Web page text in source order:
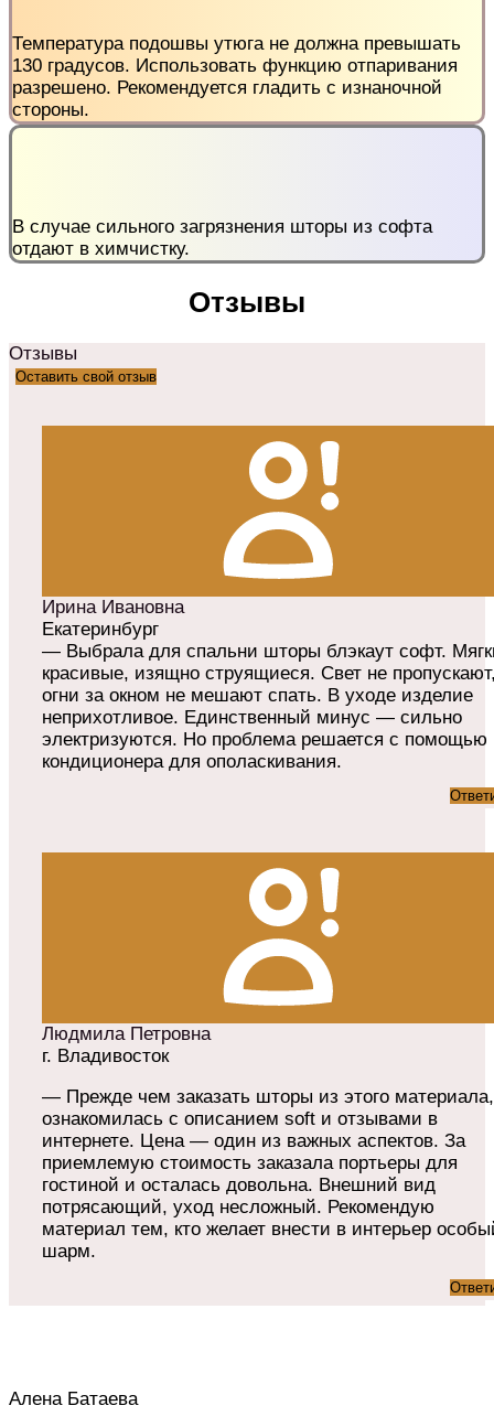
Температура подошвы утюга не должна превышать
130 градусов. Использовать функцию отпаривания
разрешено. Рекомендуется гладить с изнаночной
стороны.
В случае сильного загрязнения шторы из софта
отдают в химчистку.
Отзывы
Отзывы
Оставить свой отзыв
Ирина Ивановна
Екатеринбург
— Выбрала для спальни шторы блэкаут софт.
красивые, изящно струящиеся. Свет не
огни за окном не мешают спать. В уходе изделие
неприхотливое. Единственный минус — сильно
электризуются. Но проблема решается с помощью
кондиционера для ополаскивания.
Людмила Петровна
г. Владивосток
— Прежде чем заказать шторы из этого материала,
ознакомилась с описанием soft и отзывами в
интернете. Цена — один из важных аспектов. За
приемлемую стоимость заказала портьеры для
гостиной и осталась довольна. Внешний вид
потрясающий, уход несложный. Рекомендую
материал тем, кто желает внести в интерьер
шарм.
Алена Батаева